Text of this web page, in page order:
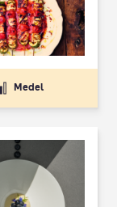
Medel